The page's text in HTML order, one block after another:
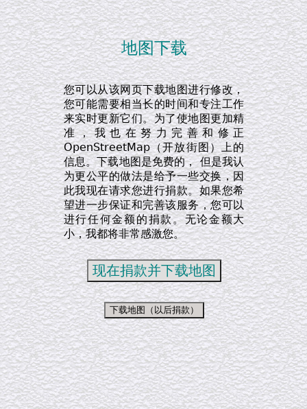
地图下载
您可以从该网页下载地图进行修改，
您可能需要相当长的时间和专注工作
来实时更新它们。为了使地图更加精
准，我也在努力完善和修正
OpenStreetMap（开放街图）上的
信息。下载地图是免费的， 但是我认
为更公平的做法是给予一些交换，因
此我现在请求您进行捐款。如果您希
望进一步保证和完善该服务，您可以
进行任何金额的捐款。无论金额大
小，我都将非常感激您。